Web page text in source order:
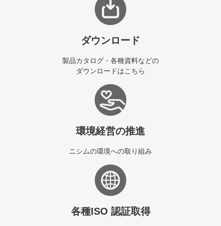
ダウンロード
製品カタログ・各種資料などの
ダウンロードはこちら
環境経営の推進
ニシムの環境への取り組み
各種ISO 認証取得